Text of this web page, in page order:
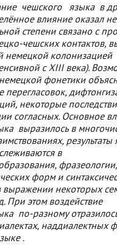
чешского языка в
влияние оказал
степени связано с
чешских контактов,
немецкой колонизацией
с XIII века).
фонетики
перегласовок,
некоторые
согласных. Основное
выразилось в
в
форм и
выражении некоторых
При этом воздействие
по-разному
наддиалектных
.